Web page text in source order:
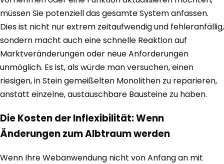
müssen Sie potenziell das gesamte System anfassen.
Dies ist nicht nur extrem zeitaufwendig und fehleranfällig,
sondern macht auch eine schnelle Reaktion auf
Marktveränderungen oder neue Anforderungen
unmöglich. Es ist, als würde man versuchen, einen
riesigen, in Stein gemeißelten Monolithen zu reparieren,
anstatt einzelne, austauschbare Bausteine zu haben.
Die Kosten der Inflexibilität: Wenn
Änderungen zum Albtraum werden
Wenn Ihre Webanwendung nicht von Anfang an mit